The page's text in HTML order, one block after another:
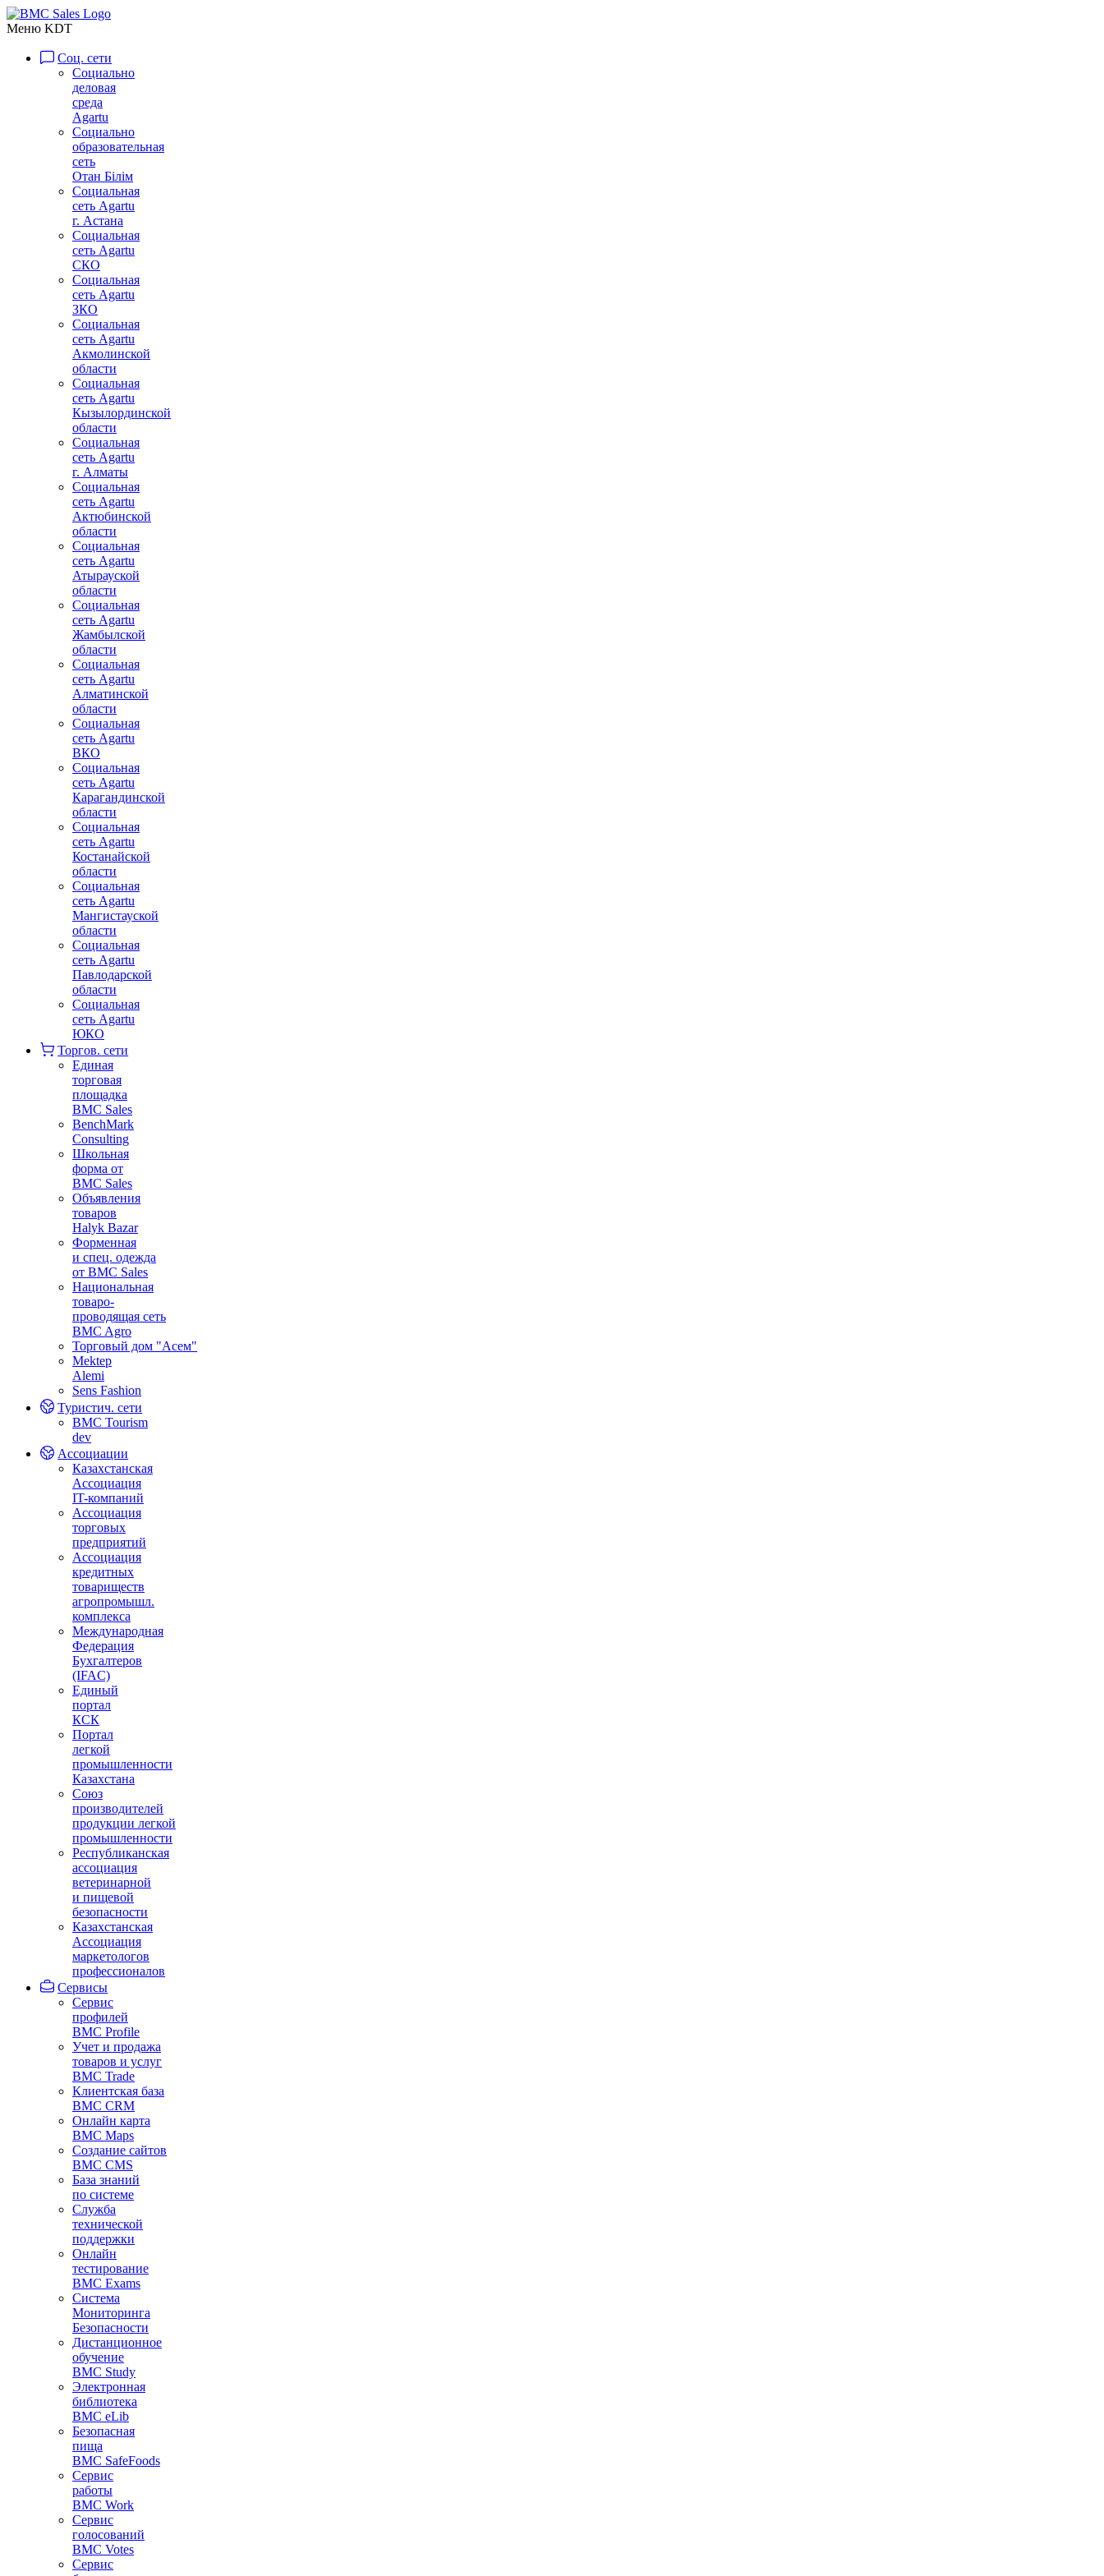
Меню KDT
Соц. сети
Социально
деловая
среда
Agartu
Социально
образовательная
сеть
Отан Бiлiм
Социальная
сеть Agartu
г. Астана
Социальная
сеть Agartu
СКО
Социальная
сеть Agartu
ЗКО
Социальная
сеть Agartu
Акмолинской
области
Социальная
сеть Agartu
Кызылординской
области
Социальная
сеть Agartu
г. Алматы
Социальная
сеть Agartu
Актюбинской
области
Социальная
сеть Agartu
Атырауской
области
Социальная
сеть Agartu
Жамбылской
области
Социальная
сеть Agartu
Алматинской
области
Социальная
сеть Agartu
ВКО
Социальная
сеть Agartu
Карагандинской
области
Социальная
сеть Agartu
Костанайской
области
Социальная
сеть Agartu
Мангистауской
области
Социальная
сеть Agartu
Павлодарской
области
Социальная
сеть Agartu
ЮКО
Торгов. сети
Единая
торговая
площадка
BMC Sales
BenchMark
Consulting
Школьная
форма от
BMC Sales
Объявления
товаров
Halyk Bazar
Форменная
и спец. одежда
от BMC Sales
Национальная
товаро-
проводящая сеть
BMC Agro
Торговый дом "Асем"
Mektep
Alemi
Sens Fashion
Туристич. сети
BMC Tourism
dev
Ассоциации
Казахстанская
Ассоциация
IT-компаний
Ассоциация
торговых
предприятий
Ассоциация
кредитных
товариществ
агропромышл.
комплекса
Международная
Федерация
Бухгалтеров
(IFAC)
Единый
портал
КСК
Портал
легкой
промышленности
Казахстана
Союз
производителей
продукции легкой
промышленности
Республиканская
ассоциация
ветеринарной
и пищевой
безопасности
Казахстанская
Ассоциация
маркетологов
профессионалов
Сервисы
Сервис
профилей
BMC Profile
Учет и продажа
товаров и услуг
BMC Trade
Клиентская база
BMC CRM
Онлайн карта
BMC Maps
Создание сайтов
BMC CMS
База знаний
по системе
Служба
технической
поддержки
Онлайн
тестирование
BMC Exams
Система
Мониторинга
Безопасности
Дистанционное
обучение
BMC Study
Электронная
библиотека
BMC eLib
Безопасная
пища
BMC SafeFoods
Сервис
работы
BMC Work
Сервис
голосований
BMC Votes
Сервис